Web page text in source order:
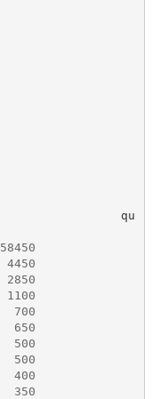
qu
58450
4450
2850
1100
700
650
500
500
400
350